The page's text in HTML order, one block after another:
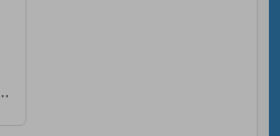
монет]